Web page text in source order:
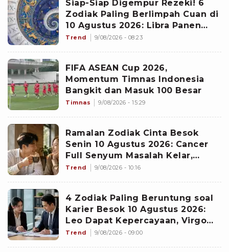
Siap-Siap Digempur Rezeki! 6
Zodiak Paling Berlimpah Cuan di
10 Agustus 2026: Libra Panen
Proyek Emas
Trend 9/08/2026 - 08:23
FIFA ASEAN Cup 2026,
Momentum Timnas Indonesia
Bangkit dan Masuk 100 Besar
Timnas 9/08/2026 - 15:29
Ramalan Zodiak Cinta Besok
Senin 10 Agustus 2026: Cancer
Full Senyum Masalah Kelar,
Scorpio Awas Terprovokasi
Trend 9/08/2026 - 10:16
4 Zodiak Paling Beruntung soal
Karier Besok 10 Agustus 2026:
Leo Dapat Kepercayaan, Virgo
Makin Diperhitungkan
Trend 9/08/2026 - 09:00